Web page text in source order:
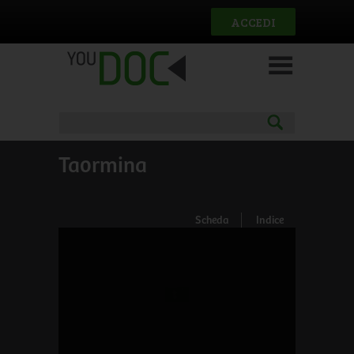
ACCEDI
Taormina
Scheda Indice